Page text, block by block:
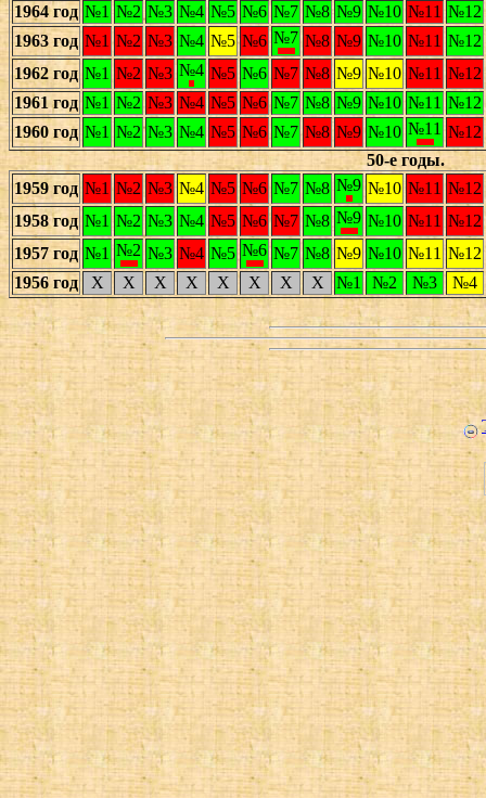
1964 год №1 №2 №3 №4 №5 №6 №7 №8 №9 №10 №11 №12
1963 год №1 №2 №3 №4 №5 №6 №7 №8 №9 №10 №11 №12
1962 год №1 №2 №3 №4 №5 №6 №7 №8 №9 №10 №11 №12
1961 год №1 №2 №3 №4 №5 №6 №7 №8 №9 №10 №11 №12
1960 год №1 №2 №3 №4 №5 №6 №7 №8 №9 №10 №11 №12
50-е годы.
1959 год №1 №2 №3 №4 №5 №6 №7 №8 №9 №10 №11 №12
1958 год №1 №2 №3 №4 №5 №6 №7 №8 №9 №10 №11 №12
1957 год №1 №2 №3 №4 №5 №6 №7 №8 №9 №10 №11 №12
1956 год
X X X X X X X X №1 №2 №3 №4